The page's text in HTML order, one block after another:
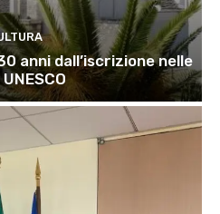
anni dall’iscrizione nelle